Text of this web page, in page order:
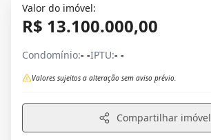
Valor do imóvel:
R$ 13.100.000,00
Condomínio:- -IPTU:- -
Valores sujeitos a alteração sem aviso prévio.
Compartilhar imóvel